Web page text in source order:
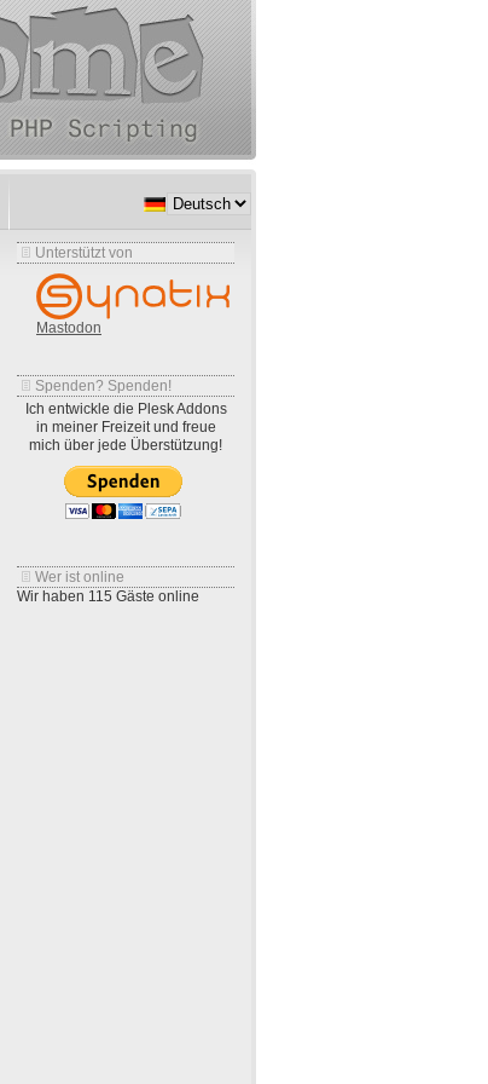
Unterstützt von
Mastodon
Spenden? Spenden!
Ich entwickle die Plesk Addons
in meiner Freizeit und freue
mich über jede Überstützung!
Wer ist online
Wir haben 115 Gäste online